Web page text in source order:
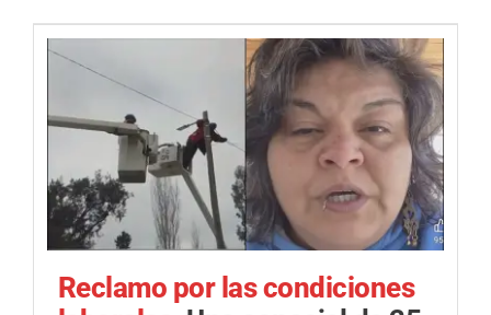
Reclamo por las condiciones